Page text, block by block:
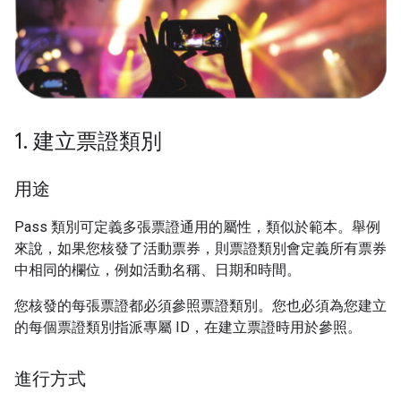
1. 建立票證類別
用途
Pass 類別可定義多張票證通用的屬性，類似於範本。舉例
來說，如果您核發了活動票券，則票證類別會定義所有票券
中相同的欄位，例如活動名稱、日期和時間。
您核發的每張票證都必須參照票證類別。您也必須為您建立
的每個票證類別指派專屬 ID，在建立票證時用於參照。
進行方式